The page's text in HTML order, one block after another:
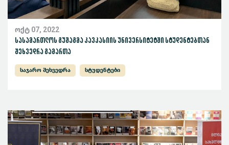
ოქტ 07, 2022
სასამართლოს გუშაგმა კავკასიის უნივერსიტეტში სტუდენტებთან
შეხვედრა გამართა
საჯარო შეხვედრა სტუდენტები